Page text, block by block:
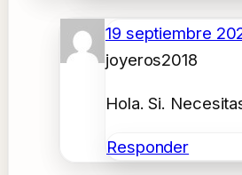
19 septiembre
joyeros2018
Hola. Si.
Responder